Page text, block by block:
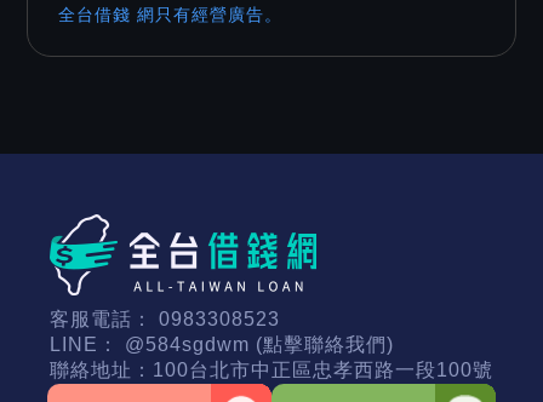
全台借錢 網只有經營廣告。
客服電話： 0983308523
LINE： @584sgdwm (點擊聯絡我們)
聯絡地址： 100台北市中正區忠孝西路一段100號